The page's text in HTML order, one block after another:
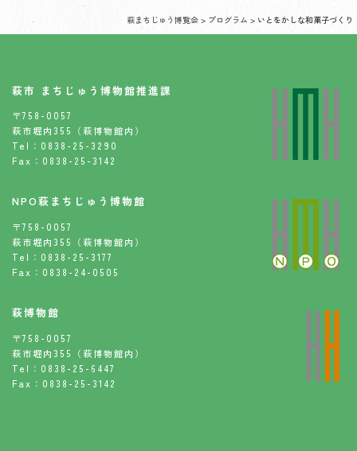
萩まちじゅう博覧会 > プログラム > いとをかしな和菓子づくり
萩市 まちじゅう博物館推進課
〒758-0057
萩市堀内355（萩博物館内）
Tel：0838-25-3290
Fax：0838-25-3142
NPO萩まちじゅう博物館
〒758-0057
萩市堀内355（萩博物館内）
Tel：0838-25-3177
Fax：0838-24-0505
萩博物館
〒758-0057
萩市堀内355（萩博物館内）
Tel：0838-25-6447
Fax：0838-25-3142